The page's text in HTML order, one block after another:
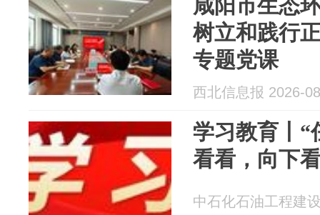
咸阳市生态
树立和践行
专题党课
西北信息报 2026-
学习教育丨“
看看，向下
中石化石油工程建